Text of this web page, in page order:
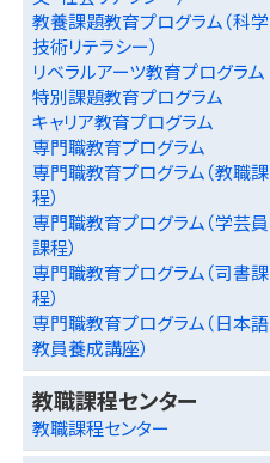
教養課題教育プログラム（科学
技術リテラシー）
リベラルアーツ教育プログラム
特別課題教育プログラム
キャリア教育プログラム
専門職教育プログラム
専門職教育プログラム（教職課
程）
専門職教育プログラム（学芸員
課程）
専門職教育プログラム（司書課
程）
専門職教育プログラム（日本語
教員養成講座）
教職課程センター
教職課程センター